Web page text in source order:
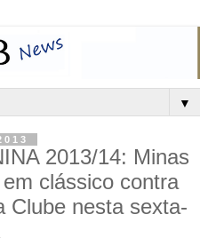
▼
2013/14: Minas
clássico contra
Clube nesta sexta-